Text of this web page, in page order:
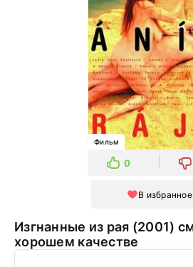
Фильм
0
В избранное
Изгнанные из рая (2001) смотреть в
хорошем качестве